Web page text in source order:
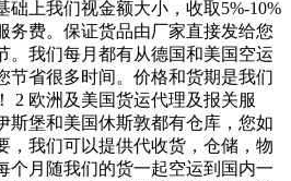
础上我们视金额大小，收取5%-10%
务费。保证货品由厂家直接发给您
。我们每月都有从德国和美国空运
节省很多时间。价格和货期是我们
2 欧洲及美国货运代理及报关服
斯堡和美国休斯敦都有仓库，您如
，我们可以提供代收货，仓储，物
个月随我们的货一起空运到国内一